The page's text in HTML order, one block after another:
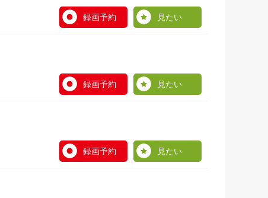
録画予約 見たい
録画予約 見たい
録画予約 見たい